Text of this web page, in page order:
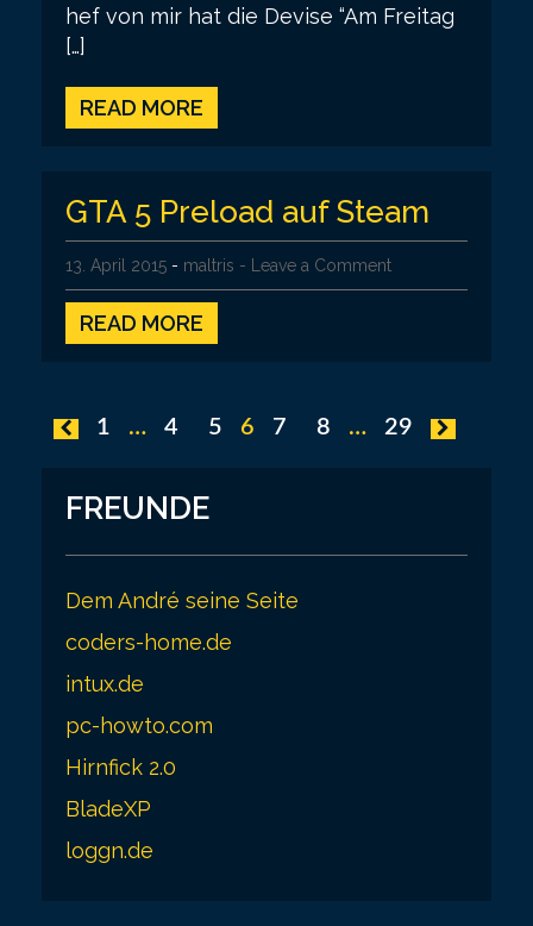
hef von mir hat die Devise “Am Freitag
[…]
READ MORE
GTA 5 Preload auf Steam
13. April 2015 - maltris - Leave a Comment
READ MORE
P
s
g
n
a
1 … 4 5 6 7 8 … 29
FREUNDE
Dem André seine Seite
coders-home.de
intux.de
pc-howto.com
Hirnfick 2.0
BladeXP
loggn.de